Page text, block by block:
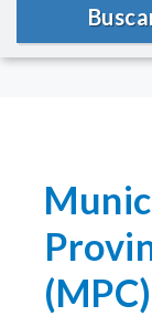
(MPC)